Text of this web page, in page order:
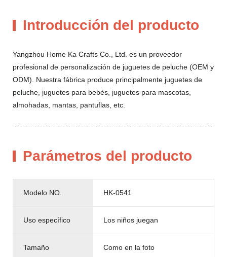
Introducción del producto
Yangzhou Home Ka Crafts Co., Ltd. es un proveedor
profesional de personalización de juguetes de peluche (OEM y
ODM). Nuestra fábrica produce principalmente juguetes de
peluche, juguetes para bebés, juguetes para mascotas,
almohadas, mantas, pantuflas, etc.
Parámetros del producto
Modelo NO. HK-0541
Uso específico Los niños juegan
Tamaño Como en la foto